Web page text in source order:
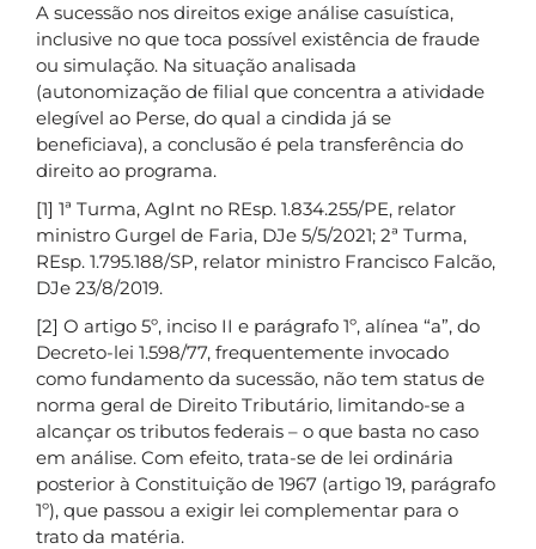
A sucessão nos direitos exige análise casuística,
inclusive no que toca possível existência de fraude
ou simulação. Na situação analisada
(autonomização de filial que concentra a atividade
elegível ao Perse, do qual a cindida já se
beneficiava), a conclusão é pela transferência do
direito ao programa.
[1] 1ª Turma, AgInt no REsp. 1.834.255/PE, relator
ministro Gurgel de Faria, DJe 5/5/2021; 2ª Turma,
REsp. 1.795.188/SP, relator ministro Francisco Falcão,
DJe 23/8/2019.
[2] O artigo 5º, inciso II e parágrafo 1º, alínea “a”, do
Decreto-lei 1.598/77, frequentemente invocado
como fundamento da sucessão, não tem status de
norma geral de Direito Tributário, limitando-se a
alcançar os tributos federais – o que basta no caso
em análise. Com efeito, trata-se de lei ordinária
posterior à Constituição de 1967 (artigo 19, parágrafo
1º), que passou a exigir lei complementar para o
trato da matéria.